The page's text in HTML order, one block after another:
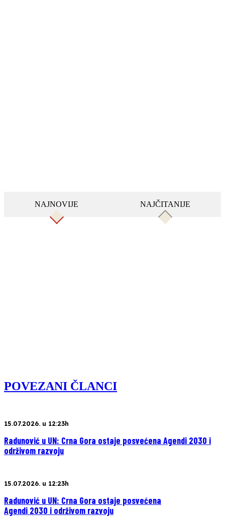
NAJNOVIJE NAJČITANIJE
POVEZANI ČLANCI
15.07.2026. u 12:23h
Radunović u UN: Crna Gora ostaje posvećena Agendi 2030 i
održivom razvoju
15.07.2026. u 12:23h
Radunović u UN: Crna Gora ostaje posvećena
Agendi 2030 i održivom razvoju